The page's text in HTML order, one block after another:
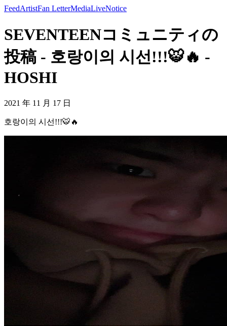
FeedArtistFan LetterMediaLiveNotice
SEVENTEENコミュニティの
投稿 - 호랑이의 시선!!!🐯🔥 -
HOSHI
2021 年 11 月 17 日
호랑이의 시선!!!🐯🔥